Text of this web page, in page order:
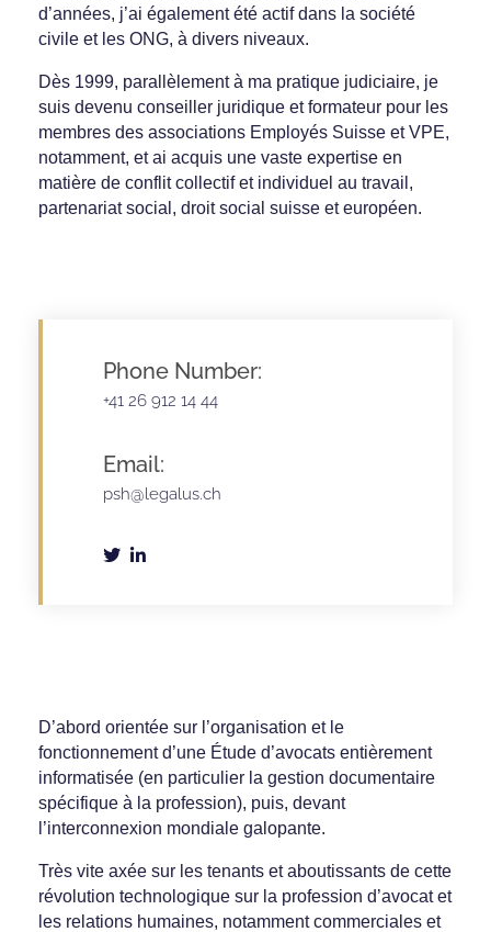
d’années, j’ai également été actif dans la société
civile et les ONG, à divers niveaux.
Dès 1999, parallèlement à ma pratique judiciaire, je
suis devenu conseiller juridique et formateur pour les
membres des associations Employés Suisse et VPE,
notamment, et ai acquis une vaste expertise en
matière de conflit collectif et individuel au travail,
partenariat social, droit social suisse et européen.
Phone Number:
+41 26 912 14 44
Email:
psh@legalus.ch
D’abord orientée sur l’organisation et le
fonctionnement d’une Étude d’avocats entièrement
informatisée (en particulier la gestion documentaire
spécifique à la profession), puis, devant
l’interconnexion mondiale galopante.
Très vite axée sur les tenants et aboutissants de cette
révolution technologique sur la profession d’avocat et
les relations humaines, notamment commerciales et